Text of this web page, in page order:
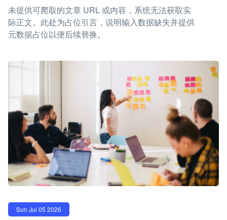
未提供可爬取的文章 URL 或内容，系统无法获取实
际正文。此处为占位引言，说明输入数据缺失并提供
元数据占位以便后续替换。
Sun Jul 05 2026